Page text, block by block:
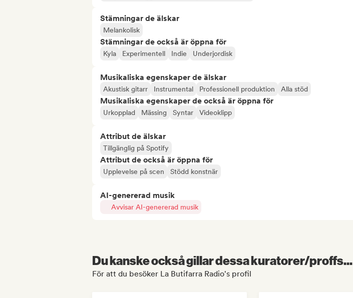
Stämningar de älskar
Melankolisk
Stämningar de också är öppna för
Kyla Experimentell Indie Underjordisk
Musikaliska egenskaper de älskar
Akustisk gitarr Instrumental Professionell produktion Alla stöd
Musikaliska egenskaper de också är öppna för
Urkopplad Mässing Syntar Videoklipp
Attribut de älskar
Tillgänglig på Spotify
Attribut de också är öppna för
Upplevelse på scen Stödd konstnär
AI-genererad musik
Avvisar AI-genererad musik
Du kanske också gillar dessa kuratorer/proffs...
För att du besöker La Butifarra Radio's profil